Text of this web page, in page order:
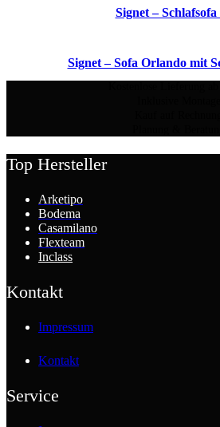
Signet – Schlafsofa
Signet – Sofa Orlando mit
Top Hersteller
Arketipo
Bodema
Casamilano
Flexteam
Inclass
Kontakt
Impressum
Kontakt
Service